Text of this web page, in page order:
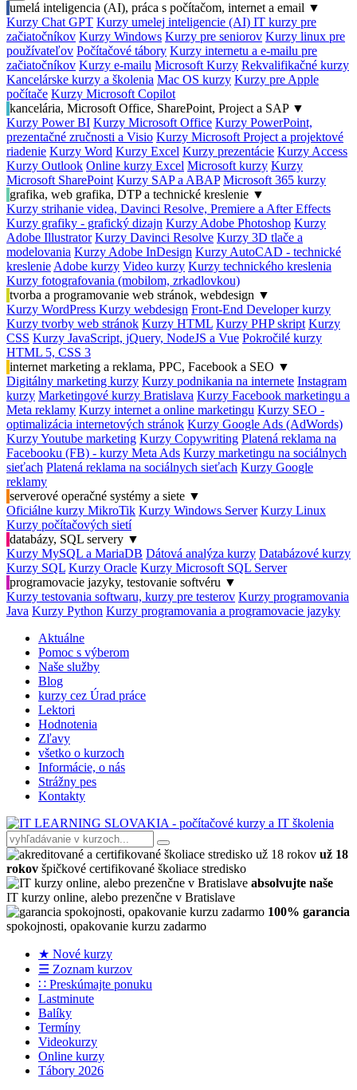
umelá inteligencia (AI), práca s počítačom, internet a email ▼
Kurzy Chat GPT Kurzy umelej inteligencie (AI) IT kurzy pre
začiatočníkov Kurzy Windows Kurzy pre seniorov Kurzy linux pre
používateľov Počítačové tábory Kurzy internetu a e-mailu pre
začiatočníkov Kurzy e-mailu Microsoft Kurzy Rekvalifikačné kurzy
Kancelárske kurzy a školenia Mac OS kurzy Kurzy pre Apple
počítače Kurzy Microsoft Copilot
kancelária, Microsoft Office, SharePoint, Project a SAP ▼
Kurzy Power BI Kurzy Microsoft Office Kurzy PowerPoint,
prezentačné zručnosti a Visio Kurzy Microsoft Project a projektové
riadenie Kurzy Word Kurzy Excel Kurzy prezentácie Kurzy Access
Kurzy Outlook Online kurzy Excel Microsoft kurzy Kurzy
Microsoft SharePoint Kurzy SAP a ABAP Microsoft 365 kurzy
grafika, web grafika, DTP a technické kreslenie ▼
Kurzy strihanie videa, Davinci Resolve, Premiere a After Effects
Kurzy grafiky - grafický dizajn Kurzy Adobe Photoshop Kurzy
Adobe Illustrator Kurzy Davinci Resolve Kurzy 3D tlače a
modelovania Kurzy Adobe InDesign Kurzy AutoCAD - technické
kreslenie Adobe kurzy Video kurzy Kurzy technického kreslenia
Kurzy fotografovania (mobilom, zrkadlovkou)
tvorba a programovanie web stránok, webdesign ▼
Kurzy WordPress Kurzy webdesign Front-End Developer kurzy
Kurzy tvorby web stránok Kurzy HTML Kurzy PHP skript Kurzy
CSS Kurzy JavaScript, jQuery, NodeJS a Vue Pokročilé kurzy
HTML 5, CSS 3
internet marketing a reklama, PPC, Facebook a SEO ▼
Digitálny marketing kurzy Kurzy podnikania na internete Instagram
kurzy Marketingové kurzy Bratislava Kurzy Facebook marketingu a
Meta reklamy Kurzy internet a online marketingu Kurzy SEO -
optimalizácia internetových stránok Kurzy Google Ads (AdWords)
Kurzy Youtube marketing Kurzy Copywriting Platená reklama na
Facebooku (FB) - kurzy Meta Ads Kurzy marketingu na sociálnych
sieťach Platená reklama na sociálnych sieťach Kurzy Google
reklamy
serverové operačné systémy a siete ▼
Oficiálne kurzy MikroTik Kurzy Windows Server Kurzy Linux
Kurzy počítačových sietí
databázy, SQL servery ▼
Kurzy MySQL a MariaDB Dátová analýza kurzy Databázové kurzy
Kurzy SQL Kurzy Oracle Kurzy Microsoft SQL Server
programovacie jazyky, testovanie softvéru ▼
Kurzy testovania softwaru, kurzy pre testerov Kurzy programovania
Java Kurzy Python Kurzy programovania a programovacie jazyky
Aktuálne
Pomoc s výberom
Naše služby
Blog
kurzy cez Úrad práce
Lektori
Hodnotenia
Zľavy
všetko o kurzoch
Informácie, o nás
Strážny pes
Kontakty
už 18
rokov špičkové certifikované školiace stredisko
absolvujte naše
IT kurzy online, alebo prezenčne v Bratislave
100% garancia
spokojnosti, opakovanie kurzu zadarmo
★ Nové kurzy
☰ Zoznam kurzov
∷ Preskúmajte ponuku
Lastminute
Balíky
Termíny
Videokurzy
Online kurzy
Tábory 2026